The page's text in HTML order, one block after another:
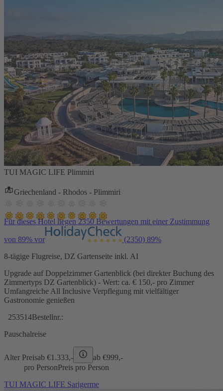
TUI MAGIC LIFE Plimmiri
Griechenland - Rhodos - Plimmiri
Für dieses Hotel liegen 2350 Bewertungen mit einer Zustimmung
von 89% vor (2350) 89%
8-tägige Flugreise, DZ Gartenseite inkl. AI
Upgrade auf Doppelzimmer Gartenblick (bei direkter Buchung des
Zimmertyps DZ Gartenblick) - Wert: ca. € 150,- pro Zimmer
Umfangreiche All Inclusive Verpflegung mit vielfältiger
Gastronomie genießen
253514Bestellnr.:
Pauschalreise
Alter Preisab €1.333,- ab €999,-
pro PersonPreis pro Person
TUI MAGIC LIFE Sarigerme